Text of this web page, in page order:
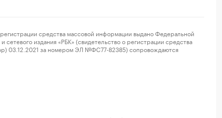
средства массовой информации выдано Федеральной
издания «РБК» (свидетельство о регистрации средства
03.12.2021 за номером ЭЛ №ФС77-82385) сопровождаются